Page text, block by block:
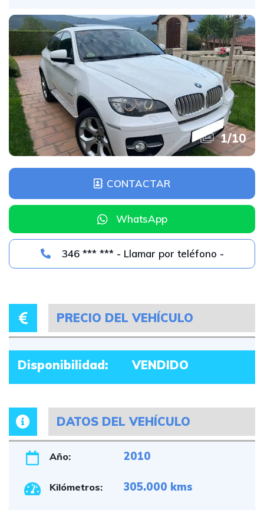
1/10
CONTACTAR
WhatsApp
346 *** *** - Llamar por teléfono -
PRECIO DEL VEHÍCULO
Disponibilidad: VENDIDO
DATOS DEL VEHÍCULO
Año: 2010
Kilómetros: 305.000 kms